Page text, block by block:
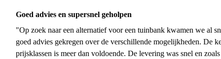
Goed advies en supersnel geholpen
"Op zoek naar een alternatief voor een tuinbank kwamen we al
goed advies gekregen over de verschillende mogelijkheden. De
prijsklassen is meer dan voldoende. De levering was snel en